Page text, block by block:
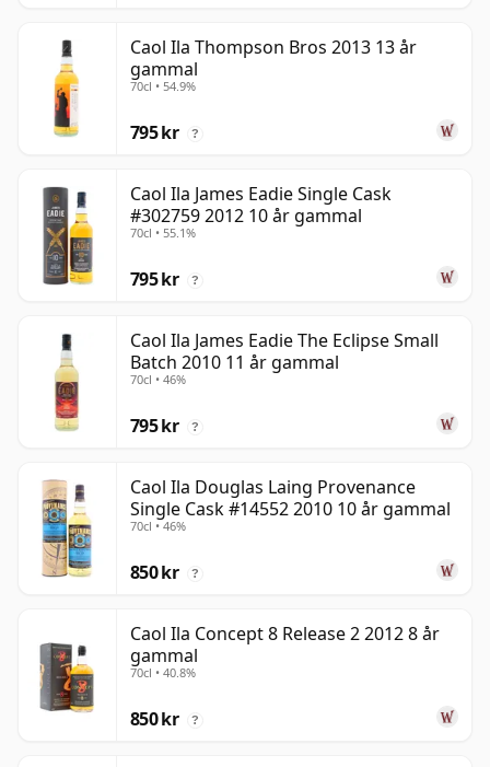
Caol Ila Thompson Bros 2013 13 år
gammal
70cl • 54.9%
795 kr ?
Caol Ila James Eadie Single Cask
#302759 2012 10 år gammal
70cl • 55.1%
795 kr ?
Caol Ila James Eadie The Eclipse Small
Batch 2010 11 år gammal
70cl • 46%
795 kr ?
Caol Ila Douglas Laing Provenance
Single Cask #14552 2010 10 år gammal
70cl • 46%
850 kr ?
Caol Ila Concept 8 Release 2 2012 8 år
gammal
70cl • 40.8%
850 kr ?